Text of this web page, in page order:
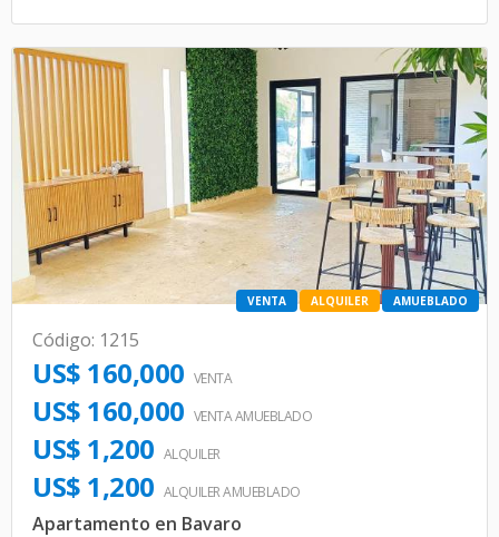
VENTA ALQUILER AMUEBLADO
Código: 1215
US$ 160,000 VENTA
US$ 160,000 VENTA AMUEBLADO
US$ 1,200 ALQUILER
US$ 1,200 ALQUILERAMUEBLADO
Apartamento en Bavaro